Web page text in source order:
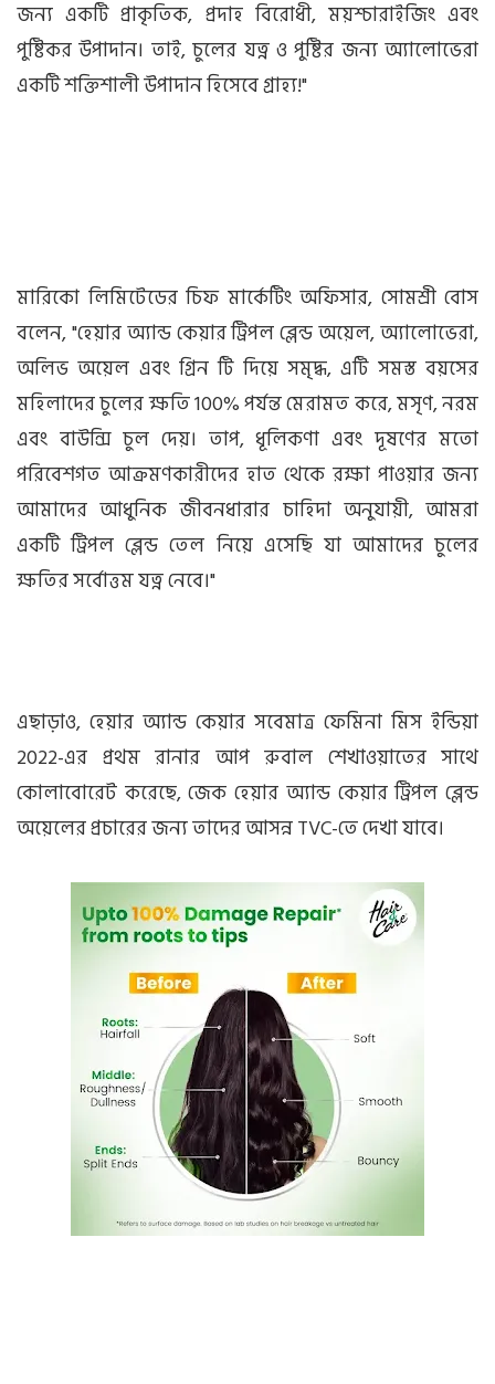
জন্য একটি প্রাকৃতিক, প্রদাহ বিরোধী, ময়শ্চারাইজিং এবং
পুষ্টিকর উপাদান। তাই, চুলের যত্ন ও পুষ্টির জন্য অ্যালোভেরা
একটি শক্তিশালী উপাদান হিসেবে গ্রাহ্য!"
মারিকো লিমিটেডের চিফ মার্কেটিং অফিসার, সোমশ্রী বোস
বলেন, "হেয়ার অ্যান্ড কেয়ার ট্রিপল ব্লেন্ড অয়েল, অ্যালোভেরা,
অলিভ অয়েল এবং গ্রিন টি দিয়ে সমৃদ্ধ, এটি সমস্ত বয়সের
মহিলাদের চুলের ক্ষতি 100% পর্যন্ত মেরামত করে, মসৃণ, নরম
এবং বাউন্সি চুল দেয়। তাপ, ধূলিকণা এবং দূষণের মতো
পরিবেশগত আক্রমণকারীদের হাত থেকে রক্ষা পাওয়ার জন্য
আমাদের আধুনিক জীবনধারার চাহিদা অনুযায়ী, আমরা
একটি ট্রিপল ব্লেন্ড তেল নিয়ে এসেছি যা আমাদের চুলের
ক্ষতির সর্বোত্তম যত্ন নেবে।"
এছাড়াও, হেয়ার অ্যান্ড কেয়ার সবেমাত্র ফেমিনা মিস ইন্ডিয়া
2022-এর প্রথম রানার আপ রুবাল শেখাওয়াতের সাথে
কোলাবোরেট করেছে, জেক হেয়ার অ্যান্ড কেয়ার ট্রিপল ব্লেন্ড
অয়েলের প্রচারের জন্য তাদের আসন্ন TVC-তে দেখা যাবে।